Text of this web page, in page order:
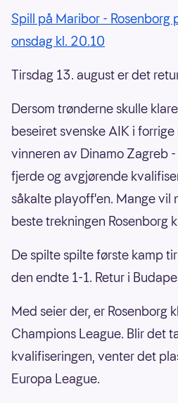
Spill på Maribor - Rosenborg
onsdag kl. 20.10
Tirsdag 13. august er det
Dersom trønderne skulle
beseiret svenske AIK i
vinneren av Dinamo Zagreb
fjerde og avgjørende
såkalte playoff'en. Mange vil
beste trekningen Rosenborg
De spilte spilte første kamp
den endte 1-1. Retur i
Med seier der, er Rosenborg
Champions League. Blir det
kvalifiseringen, venter det
Europa League.